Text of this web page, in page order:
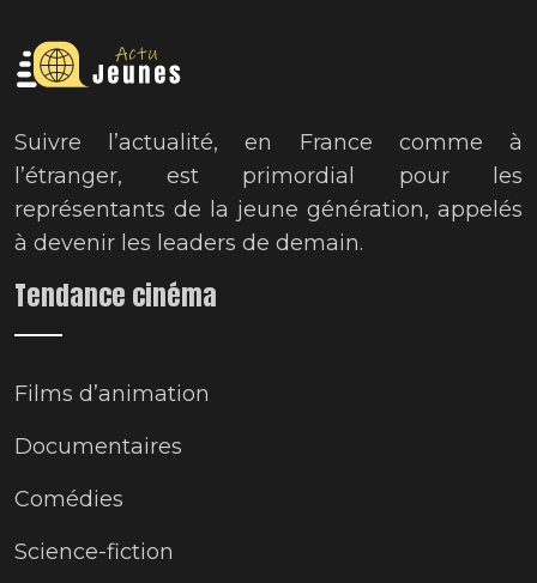
Suivre l’actualité, en France comme à
l’étranger, est primordial pour les
représentants de la jeune génération, appelés
à devenir les leaders de demain.
Tendance cinéma
Films d’animation
Documentaires
Comédies
Science-fiction